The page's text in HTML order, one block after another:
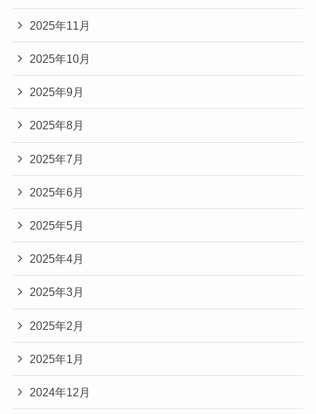
2025年11月
2025年10月
2025年9月
2025年8月
2025年7月
2025年6月
2025年5月
2025年4月
2025年3月
2025年2月
2025年1月
2024年12月